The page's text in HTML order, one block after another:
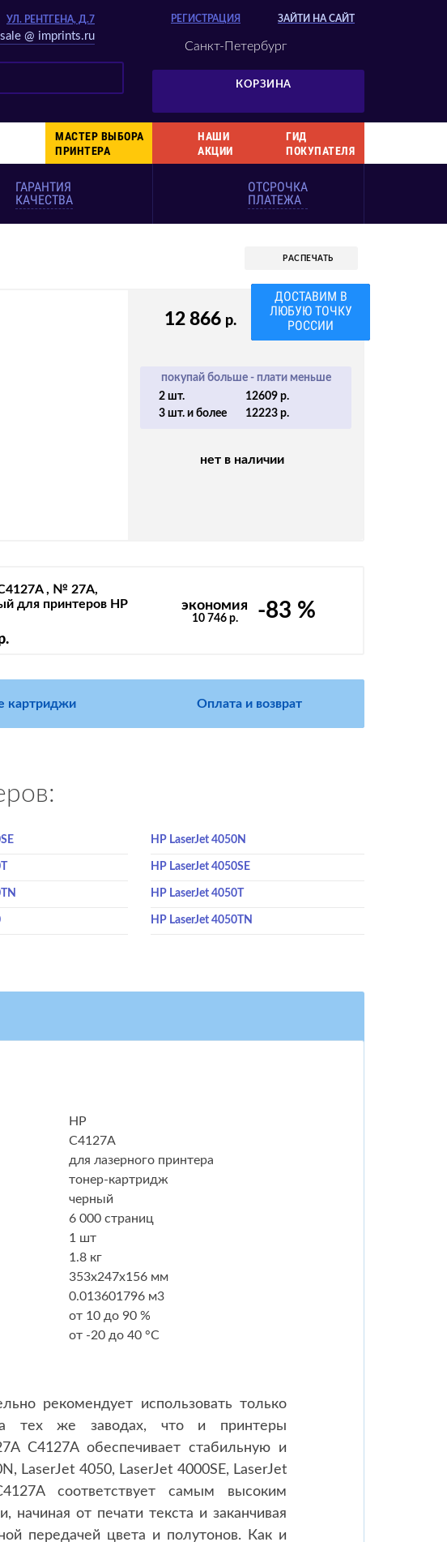
КОРЗИНА
РЕГИСТРАЦИЯ ЗАЙТИ НА САЙТ
Санкт-Петербург
УЛ. РЕНТГЕНА, Д.7
sale @ imprints.ru
НАШИ
АКЦИИ
ГИД
ПОКУПАТЕЛЯ
МАСТЕР ВЫБОРА
ПРИНТЕРА
ГАРАНТИЯ
КАЧЕСТВА
ОТСРОЧКА
ПЛАТЕЖА
РАСПЕЧАТЬ
ВАША СКИДКА
3%
КОД 7PNT
12 866 р.
покупай больше - плати меньше
2 шт.
12609 р.
3 шт. и более
12223 р.
нет в наличии
экономия
10 746 р. -83 %
, № 27A,
для принтеров HP
картриджи Оплата и возврат
HP LaserJet 4050N
HP LaserJet 4050SE
HP LaserJet 4050T
HP LaserJet 4050TN
HP
C4127A
для лазерного принтера
тонер-картридж
черный
6 000 страниц
1 шт
1.8 кг
353x247x156 мм
0.013601796 м3
от 10 до 90 %
от -20 до 40 °C
рекомендует использовать только
на тех же заводах, что и принтеры
C4127A обеспечивает стабильную и
LaserJet 4050, LaserJet 4000SE, LaserJet
соответствует самым высоким
начиная от печати текста и заканчивая
передачей цвета и полутонов. Как и